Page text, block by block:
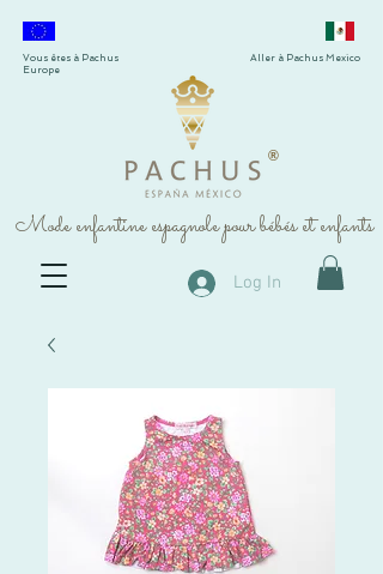
®
Mode enfantine espagnole pour bébés et enfants
Vous êtes à Pachus
Europe
Aller à Pachus Mexico
Log In